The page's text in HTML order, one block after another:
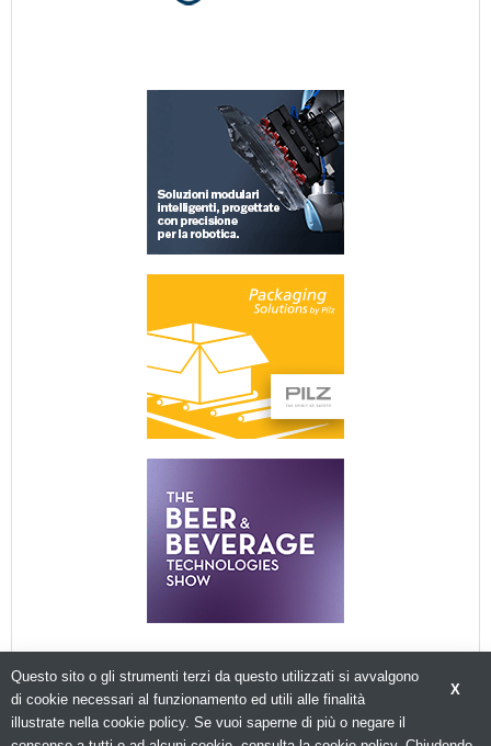
X
Questo sito o gli strumenti terzi da questo utilizzati si avvalgono
di cookie necessari al funzionamento ed utili alle finalità
illustrate nella cookie policy. Se vuoi saperne di più o negare il